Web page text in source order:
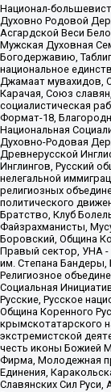
Национал-
Духовно Родовой
Асгардской Веси
Мужская Духовная
Богодержавию,
национальное
Джамаат мувахидов,
Карачая, Союз
социалистическая
Формат-18,
Национальная
Духовно-Родовая
Древнерусской
Инглингов, Русский
нелегальной
религиозных
политического
Братство, Клуб
Файзрахманисты,
Боровский, Община
Правый сектор, УНА -
им. Степана Бандеры,
Религиозное
Социальная
Русские, Русское
Община Коренного
крымскотатарского
экстремистской
честь иконы Божией
Фирма, Молодежная
Единения,
Славянских Сил Руси,